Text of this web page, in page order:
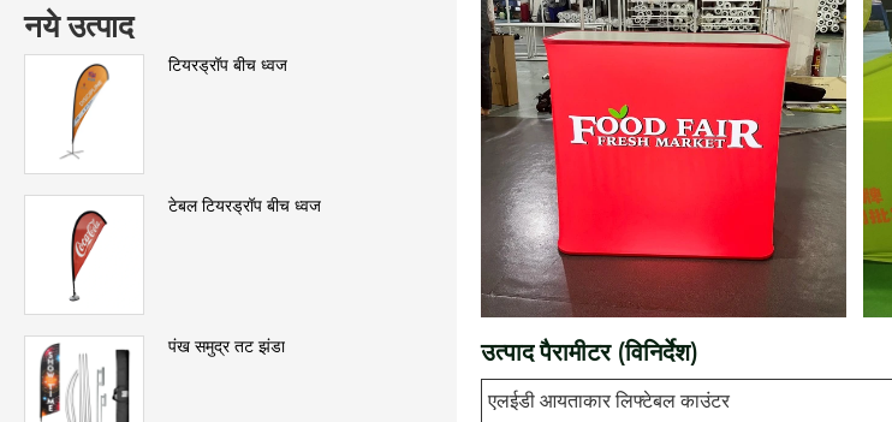
नये उत्पाद
टियरड्रॉप बीच ध्वज
टेबल टियरड्रॉप बीच ध्वज
पंख समुद्र तट झंडा उत्पाद पैरामीटर (विनिर्देश)
एलईडी आयताकार लिफ्टेबल काउंटर